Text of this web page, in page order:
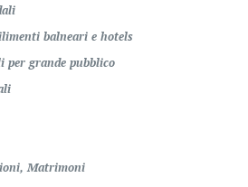
balneari e hotels
per grande pubblico
Matrimoni